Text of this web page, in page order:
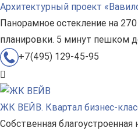
Архитектурный проект
Панорамное остекление на
планировки. 5 минут пешком
+7(495) 129-45-95
ЖК ВЕЙВ. Квартал бизнес-
Собственная